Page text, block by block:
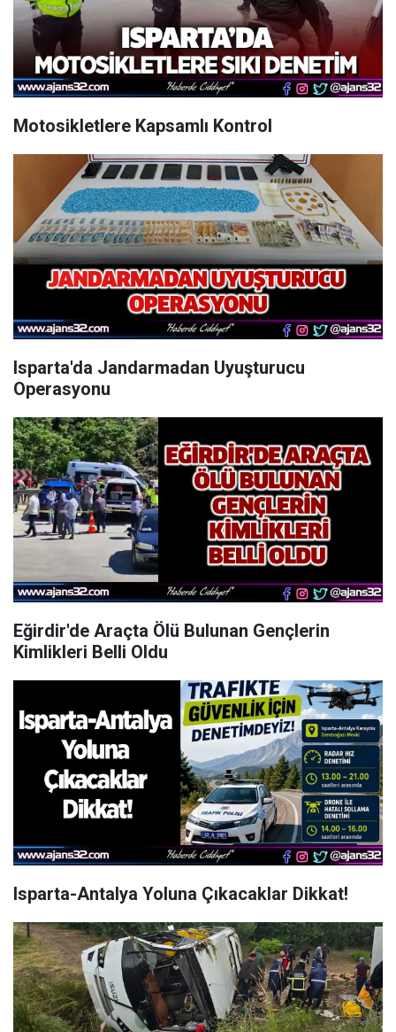
Motosikletlere Kapsamlı Kontrol
Isparta'da Jandarmadan Uyuşturucu
Operasyonu
Eğirdir'de Araçta Ölü Bulunan Gençlerin
Kimlikleri Belli Oldu
Isparta-Antalya Yoluna Çıkacaklar Dikkat!